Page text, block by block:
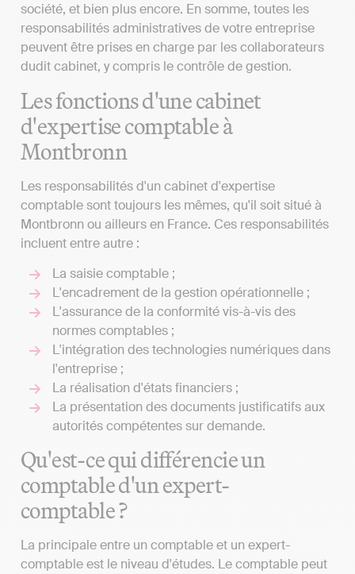
société, et bien plus encore. En somme, toutes les
responsabilités administratives de votre entreprise
peuvent être prises en charge par les collaborateurs
dudit cabinet, y compris le contrôle de gestion.
Les fonctions d'une cabinet
d'expertise comptable à
Montbronn
Les responsabilités d'un cabinet d'expertise
comptable sont toujours les mêmes, qu'il soit situé à
Montbronn ou ailleurs en France. Ces responsabilités
incluent entre autre :
La saisie comptable ;
L'encadrement de la gestion opérationnelle ;
L'assurance de la conformité vis-à-vis des
normes comptables ;
L'intégration des technologies numériques dans
l'entreprise ;
La réalisation d'états financiers ;
La présentation des documents justificatifs aux
autorités compétentes sur demande.
Qu'est-ce qui différencie un
comptable d'un expert-
comptable ?
La principale entre un comptable et un expert-
comptable est le niveau d'études. Le comptable peut